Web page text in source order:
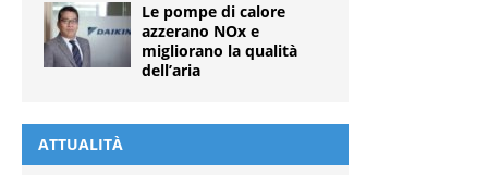
Le pompe di calore
azzerano NOx e
migliorano la qualità
dell’aria
ATTUALITÀ